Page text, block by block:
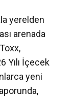
yerelden
arenada
Yılı İçecek
yeni